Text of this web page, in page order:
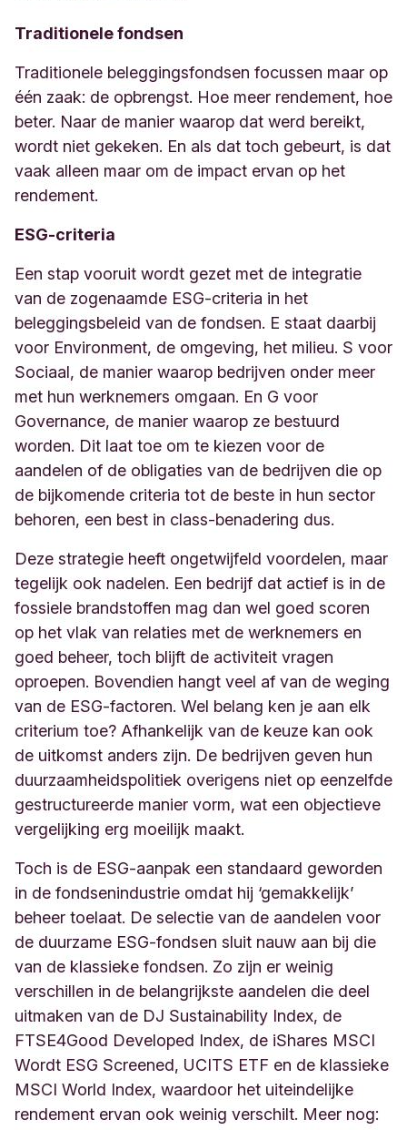
Traditionele fondsen
Traditionele beleggingsfondsen focussen maar op
één zaak: de opbrengst. Hoe meer rendement, hoe
beter. Naar de manier waarop dat werd bereikt,
wordt niet gekeken. En als dat toch gebeurt, is dat
vaak alleen maar om de impact ervan op het
rendement.
ESG-criteria
Een stap vooruit wordt gezet met de integratie
van de zogenaamde ESG-criteria in het
beleggingsbeleid van de fondsen. E staat daarbij
voor Environment, de omgeving, het milieu. S voor
Sociaal, de manier waarop bedrijven onder meer
met hun werknemers omgaan. En G voor
Governance, de manier waarop ze bestuurd
worden. Dit laat toe om te kiezen voor de
aandelen of de obligaties van de bedrijven die op
de bijkomende criteria tot de beste in hun sector
behoren, een best in class-benadering dus.
Deze strategie heeft ongetwijfeld voordelen, maar
tegelijk ook nadelen. Een bedrijf dat actief is in de
fossiele brandstoffen mag dan wel goed scoren
op het vlak van relaties met de werknemers en
goed beheer, toch blijft de activiteit vragen
oproepen. Bovendien hangt veel af van de weging
van de ESG-factoren. Wel belang ken je aan elk
criterium toe? Afhankelijk van de keuze kan ook
de uitkomst anders zijn. De bedrijven geven hun
duurzaamheidspolitiek overigens niet op eenzelfde
gestructureerde manier vorm, wat een objectieve
vergelijking erg moeilijk maakt.
Toch is de ESG-aanpak een standaard geworden
in de fondsenindustrie omdat hij ‘gemakkelijk’
beheer toelaat. De selectie van de aandelen voor
de duurzame ESG-fondsen sluit nauw aan bij die
van de klassieke fondsen. Zo zijn er weinig
verschillen in de belangrijkste aandelen die deel
uitmaken van de DJ Sustainability Index, de
FTSE4Good Developed Index, de iShares MSCI
Wordt ESG Screened, UCITS ETF en de klassieke
MSCI World Index, waardoor het uiteindelijke
rendement ervan ook weinig verschilt. Meer nog: